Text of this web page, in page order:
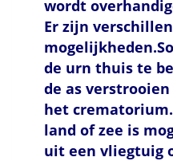
wordt
Er zijn
de urn thuis te
de as
het
land of zee is
uit een vliegtuig